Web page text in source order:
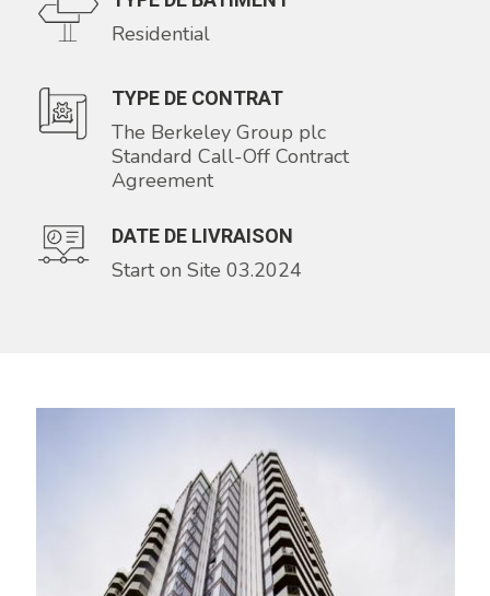
Residential
TYPE DE CONTRAT
The Berkeley Group plc
Standard Call-Off Contract
Agreement
DATE DE LIVRAISON
Start on Site 03.2024